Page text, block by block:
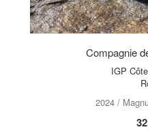
Compagnie
IGP
2024 /